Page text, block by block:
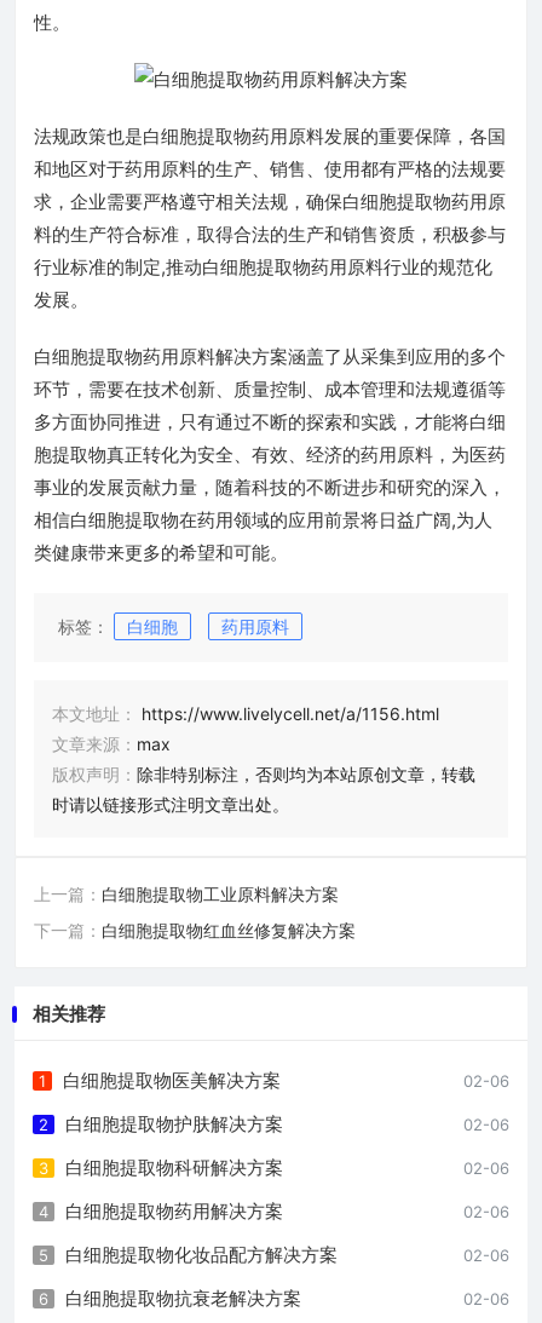
性。
法规政策也是白细胞提取物药用原料发展的重要保障，各国
和地区对于药用原料的生产、销售、使用都有严格的法规要
求，企业需要严格遵守相关法规，确保白细胞提取物药用原
料的生产符合标准，取得合法的生产和销售资质，积极参与
行业标准的制定,推动白细胞提取物药用原料行业的规范化
发展。
白细胞提取物药用原料解决方案涵盖了从采集到应用的多个
环节，需要在技术创新、质量控制、成本管理和法规遵循等
多方面协同推进，只有通过不断的探索和实践，才能将白细
胞提取物真正转化为安全、有效、经济的药用原料，为医药
事业的发展贡献力量，随着科技的不断进步和研究的深入，
相信白细胞提取物在药用领域的应用前景将日益广阔,为人
类健康带来更多的希望和可能。
标签： 白细胞 药用原料
本文地址：
https://www.livelycell.net/a/1156.html
文章来源： max
版权声明： 除非特别标注，否则均为本站原创文章，转载
时请以链接形式注明文章出处。
上一篇： 白细胞提取物工业原料解决方案
下一篇： 白细胞提取物红血丝修复解决方案
相关推荐
02-06
1 白细胞提取物医美解决方案
02-06
2 白细胞提取物护肤解决方案
02-06
3 白细胞提取物科研解决方案
02-06
4 白细胞提取物药用解决方案
02-06
5 白细胞提取物化妆品配方解决方案
02-06
6 白细胞提取物抗衰老解决方案